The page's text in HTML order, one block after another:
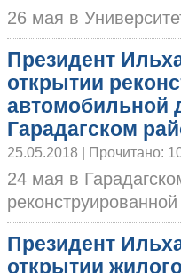
26 мая в
Президент
открытии
автомобильной
Гарадагском
25.05.2018 | Прочитано:
24 мая в
Президент
открытии